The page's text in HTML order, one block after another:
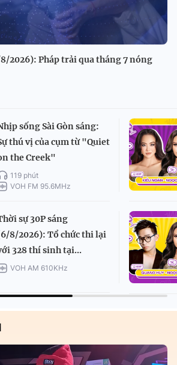
2026): Pháp trải qua tháng 7 nóng
sống Sài Gòn sáng:
thú vị của cụm từ "Quiet
the Creek"
119 phút
VOH FM 95.6MHz
sự 30P sáng
8/2026): Tổ chức thi lại
328 thí sinh tại...
VOH AM 610KHz